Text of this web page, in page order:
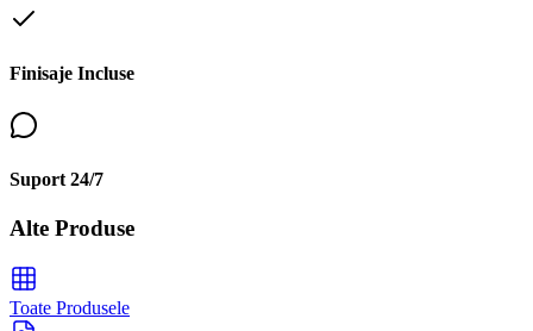
Finisaje Incluse
Suport 24/7
Alte Produse
Toate Produsele